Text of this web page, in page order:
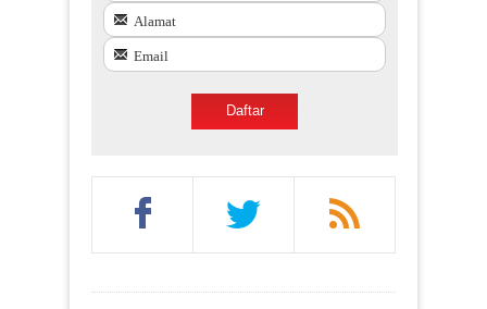
Alamat
Email
Daftar